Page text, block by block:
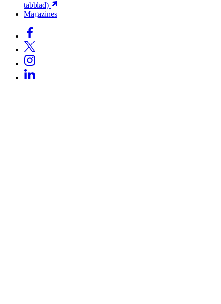
tabblad)
Magazines